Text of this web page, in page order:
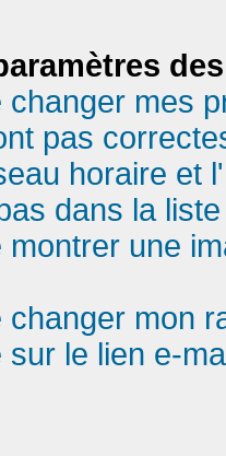
changer mes
pas
horaire et
dans la
montrer une
mon
le lien e-